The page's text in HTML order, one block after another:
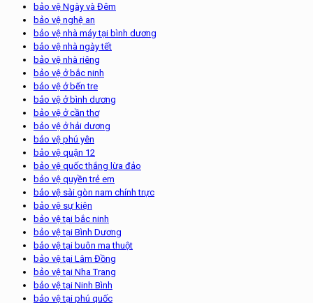
bảo vệ Ngày và Đêm
bảo vệ nghệ an
bảo vệ nhà máy tại bình dương
bảo vệ nhà ngày tết
bảo vệ nhà riêng
bảo vệ ở bắc ninh
bảo vệ ở bến tre
bảo vệ ở bình dương
bảo vệ ở cần thơ
bảo vệ ở hải dương
bảo vệ phú yên
bảo vệ quận 12
bảo vệ quốc thắng lừa đảo
bảo vệ quyền trẻ em
bảo vệ sài gòn nam chính trực
bảo vệ sự kiện
bảo vệ tại bắc ninh
bảo vệ tại Bình Dương
bảo vệ tại buôn ma thuột
bảo vệ tại Lâm Đồng
bảo vệ tại Nha Trang
bảo vệ tại Ninh Bình
bảo vệ tại phú quốc